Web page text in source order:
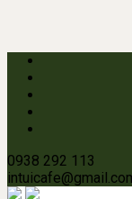
0938 292 113